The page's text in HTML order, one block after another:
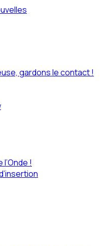
gardons le contact !
!